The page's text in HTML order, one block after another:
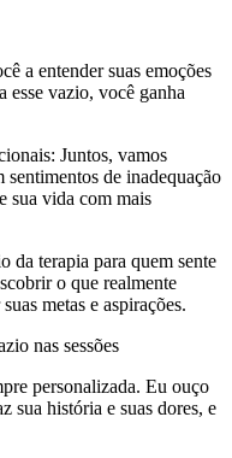
a entender suas emoções
esse vazio, você ganha
Juntos, vamos
de inadequação
sua vida com mais
da terapia para quem sente
o que realmente
metas e aspirações.
nas sessões
personalizada. Eu ouço
sua história e suas dores, e